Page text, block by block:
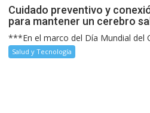
Cuidado preventivo y
para mantener un cerebro
***En el marco del Día Mundial del
Salud y Tecnología